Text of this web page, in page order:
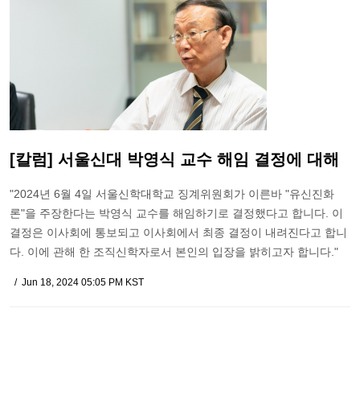
[칼럼] 서울신대 박영식 교수 해임 결정에 대해
"2024년 6월 4일 서울신학대학교 징계위원회가 이른바 "유신진화
론"을 주장한다는 박영식 교수를 해임하기로 결정했다고 합니다. 이
결정은 이사회에 통보되고 이사회에서 최종 결정이 내려진다고 합니
다. 이에 관해 한 조직신학자로서 본인의 입장을 밝히고자 합니다."
Jun 18, 2024 05:05 PM KST